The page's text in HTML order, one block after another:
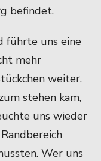
befindet.
führte uns eine
mehr
weiter.
stehen kam,
uns wieder
Wer uns